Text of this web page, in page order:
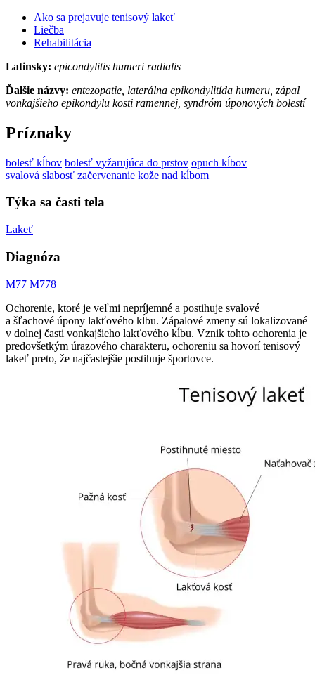
Ako sa prejavuje tenisový lakeť
Liečba
Rehabilitácia
Latinsky: epicondylitis humeri radialis
Ďalšie názvy: entezopatie, laterálna epikondylitída humeru, zápal
vonkajšieho epikondylu kosti ramennej, syndróm úponových bolestí
Príznaky
bolesť kĺbov bolesť vyžarujúca do prstov opuch kĺbov
svalová slabosť začervenanie kože nad kĺbom
Týka sa časti tela
Lakeť
Diagnóza
M77 M778
Ochorenie, ktoré je veľmi nepríjemné a postihuje svalové
a šľachové úpony lakťového kĺbu. Zápalové zmeny sú lokalizované
v dolnej časti vonkajšieho lakťového kĺbu. Vznik tohto ochorenia je
predovšetkým úrazového charakteru, ochoreniu sa hovorí tenisový
lakeť preto, že najčastejšie postihuje športovce.